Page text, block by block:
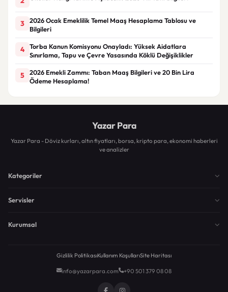
3
2026 Ocak Emeklilik Temel Maaş Hesaplama Tablosu ve
Bilgileri
4
Torba Kanun Komisyonu Onayladı: Yüksek Aidatlara
Sınırlama, Tapu ve Çevre Yasasında Köklü Değişiklikler
5
2026 Emekli Zammı: Taban Maaş Bilgileri ve 20 Bin Lira
Ödeme Hesaplama!
Yazar Para
Yazar Para - Döviz kurları, altın fiyatları, borsa, kripto para, ekonomi haberleri
ve analizler
Kategoriler
Servisler
Kurumsal
Gizlilik PolitikasıKullanım KoşullarıSite Haritası
info@yazarpara.com +90 501 379 08 08